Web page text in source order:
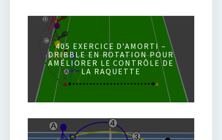
405 EXERCICE D’AMORTI –
DRIBBLE EN ROTATION POUR
AMÉLIORER LE CONTRÔLE DE
LA RAQUETTE